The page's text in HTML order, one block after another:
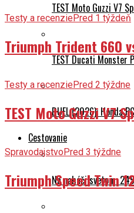
TEST Moto Guzzi V7
TEST Ducati Monster
DUEL (2026): Honda
Cestovanie
Na naháči svetom:
Testy a recenziePred 1 týždeň
Triumph Trident 660
Testy a recenziePred 2 týždne
TEST Moto Guzzi V7
SpravodajstvoPred 3 týždne
Triumph Speed Twin